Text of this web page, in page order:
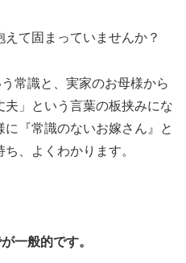
て固まっていませんか？
常識と、実家のお母様から
」という言葉の板挟みにな
『常識のないお嫁さん』と
、よくわかります。
一般的です。